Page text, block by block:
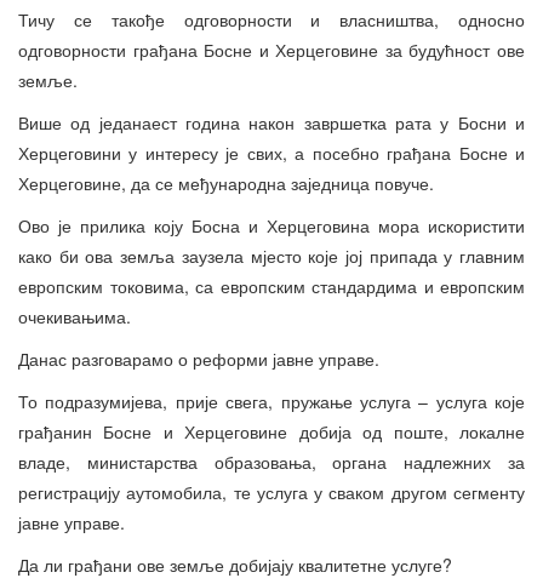
Тичу се такође одговорности и власништва, односно
одговорности грађана Босне и Херцеговине за будућност ове
земље.
Више од једанаест година након завршетка рата у Босни и
Херцеговини у интересу је свих, а посебно грађана Босне и
Херцеговине, да се међународна заједница повуче.
Ово је прилика коју Босна и Херцеговина мора искористити
како би ова земља заузела мјесто које јој припада у главним
европским токовима, са европским стандардима и европским
очекивањима.
Данас разговарамо о реформи јавне управе.
То подразумијева, прије свега, пружање услуга – услуга које
грађанин Босне и Херцеговине добија од поште, локалне
владе, министарства образовања, органа надлежних за
регистрацију аутомобила, те услуга у сваком другом сегменту
јавне управе.
Да ли грађани ове земље добијају квалитетне услуге?